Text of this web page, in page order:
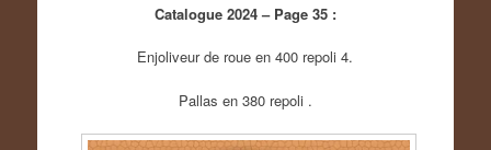
Catalogue 2024 – Page 35 :
Enjoliveur de roue en 400 repoli 4.
Pallas en 380 repoli .